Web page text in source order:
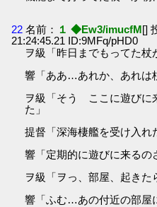
22 名前： １ ◆Ew3/imucfM[]
21:24:45.21 ID:9MFq/pHD0
ヲ級「昨日までもってた
響「ああ…あれか、あれは
ヲ級「そう ここに遊びに
た」
提督「深海棲艦を受け入れ
響「定期的に遊びに来る
ヲ級「ヲっ、部屋、起きた
響「ふむ…あの付近の部